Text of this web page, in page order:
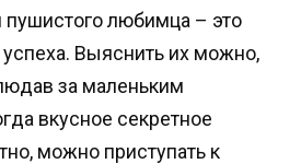
пушистого любимца – это
Выяснить их можно,
за маленьким
вкусное секретное
можно приступать к